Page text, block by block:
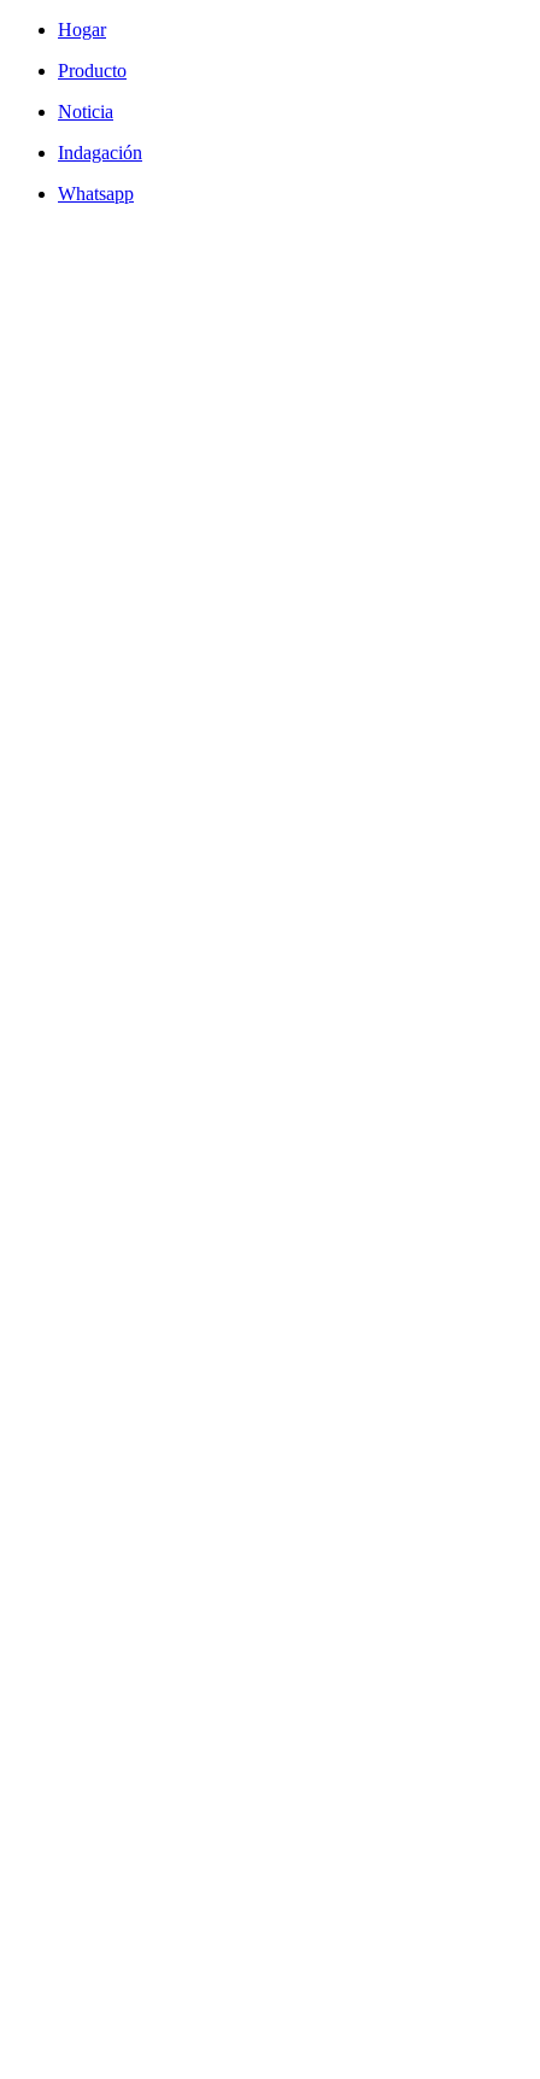
Hogar
Producto
Noticia
Indagación
Whatsapp